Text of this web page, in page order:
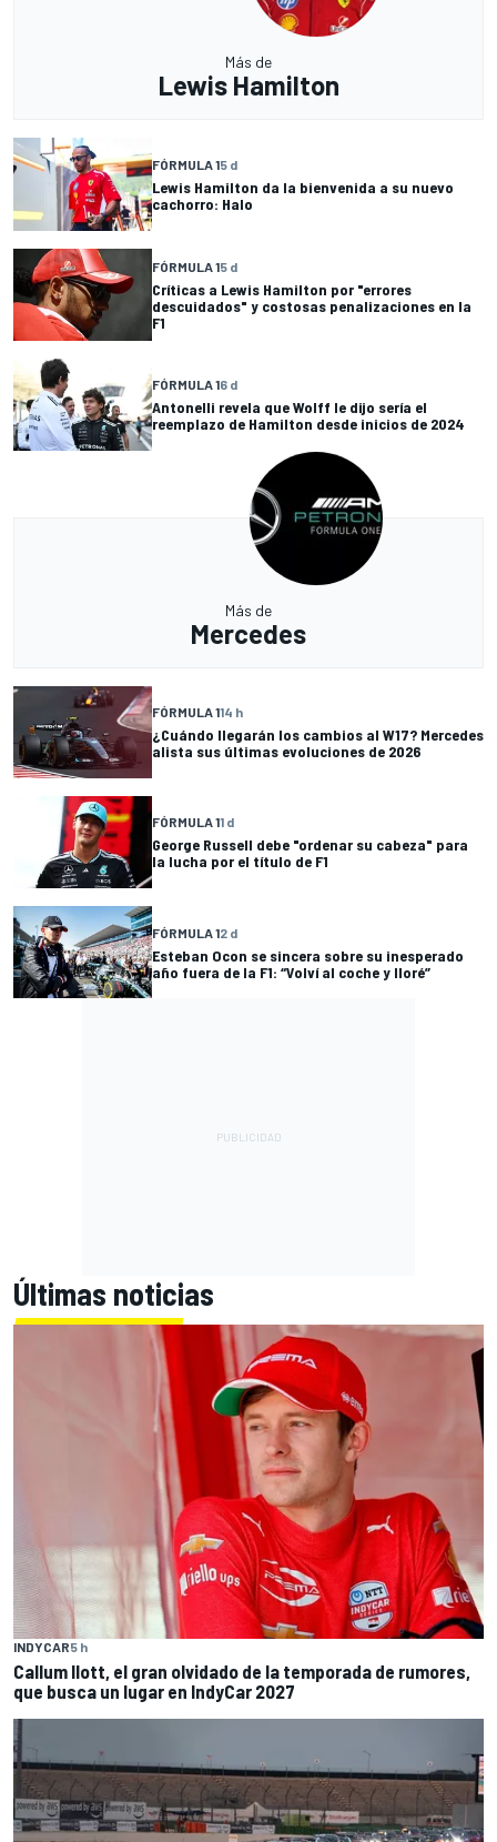
Más de
Lewis Hamilton
FÓRMULA 15 d
Lewis Hamilton da la bienvenida a su nuevo
cachorro: Halo
FÓRMULA 15 d
Críticas a Lewis Hamilton por "errores
descuidados" y costosas penalizaciones en la
F1
FÓRMULA 16 d
Antonelli revela que Wolff le dijo sería el
reemplazo de Hamilton desde inicios de 2024
Más de
Mercedes
FÓRMULA 114 h
¿Cuándo llegarán los cambios al W17? Mercedes
alista sus últimas evoluciones de 2026
FÓRMULA 11 d
George Russell debe "ordenar su cabeza" para
la lucha por el título de F1
FÓRMULA 12 d
Esteban Ocon se sincera sobre su inesperado
año fuera de la F1: “Volví al coche y lloré”
Últimas noticias
INDYCAR5 h
Callum Ilott, el gran olvidado de la temporada de rumores,
que busca un lugar en IndyCar 2027